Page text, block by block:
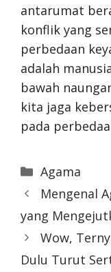
antarumat
konflik yang
perbedaan
adalah
bawah
kita jaga
pada
Categories
Agama
Mengenal
yang
Wow,
Dulu Turut